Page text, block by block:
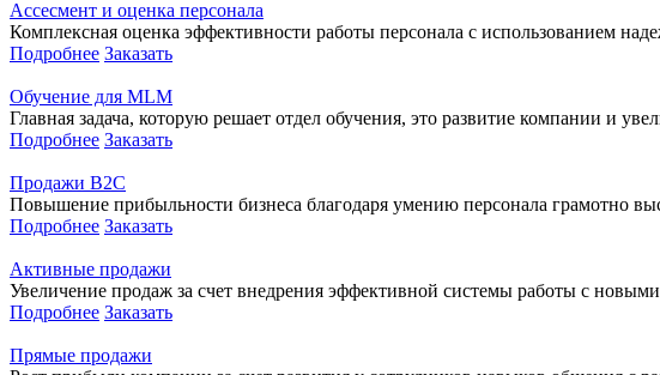
Ассесмент и оценка персонала
Комплексная оценка эффективности работы персонала с использованием
Подробнее Заказать
Обучение для MLM
Главная задача, которую решает отдел обучения, это развитие компании и
Подробнее Заказать
Продажи В2С
Повышение прибыльности бизнеса благодаря умению персонала грамотно
Подробнее Заказать
Активные продажи
Увеличение продаж за счет внедрения эффективной системы работы с
Подробнее Заказать
Прямые продажи